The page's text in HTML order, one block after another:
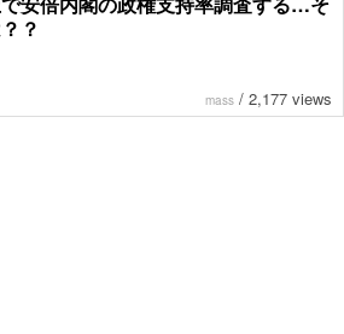
？
mass / 2,177 views